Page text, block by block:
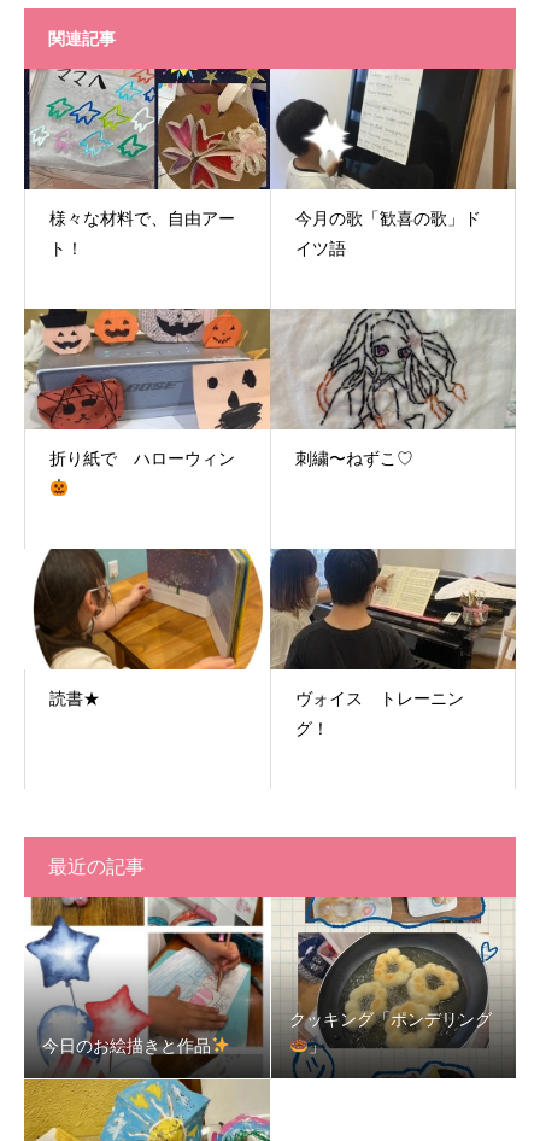
関連記事
様々な材料で、自由アー
ト！
今月の歌「歓喜の歌」ド
イツ語
折り紙で ハローウィン 刺繍〜ねずこ♡
読書★
ヴォイス トレーニン
グ！
最近の記事
今日のお絵描きと作品
クッキング「ポンデリング
」